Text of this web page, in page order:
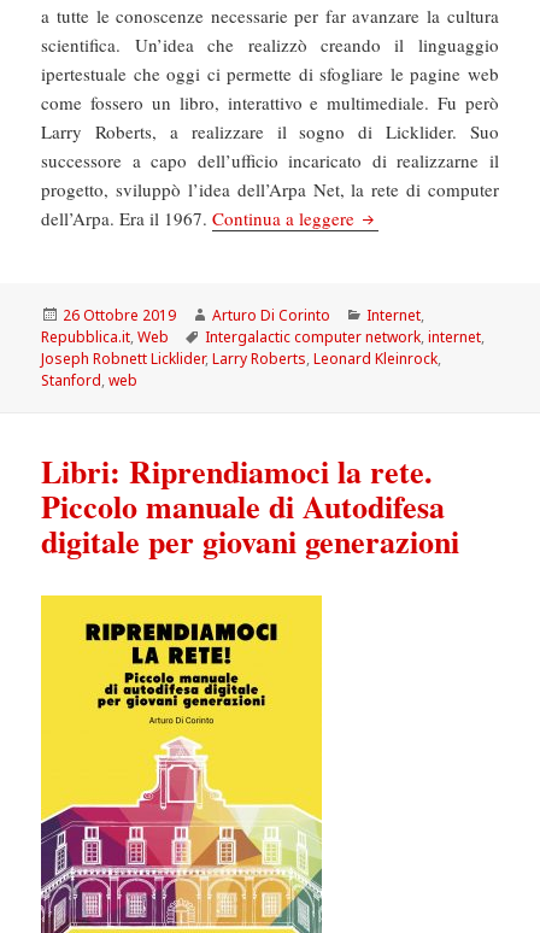
a tutte le conoscenze necessarie per far avanzare la cultura
scientifica. Un’idea che realizzò creando il linguaggio
ipertestuale che oggi ci permette di sfogliare le pagine web
come fossero un libro, interattivo e multimediale. Fu però
Larry Roberts, a realizzare il sogno di Licklider. Suo
successore a capo dell’ufficio incaricato di realizzarne il
progetto, sviluppò l’idea dell’Arpa Net, la rete di computer
dell’Arpa. Era il 1967.Continua a leggere La Repubblica:
Scritto
il
26 Ottobre 2019 Autore
Arturo Di Corinto Categorie
Internet,
Repubblica.it,Web Tag
Intergalactic computer network,internet,
Joseph Robnett Licklider,Larry Roberts,Leonard Kleinrock,
Stanford,web
Libri: Riprendiamoci la rete.
Piccolo manuale di Autodifesa
digitale per giovani generazioni